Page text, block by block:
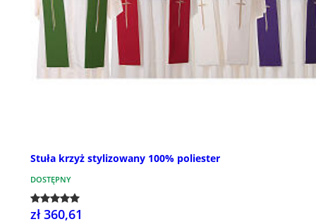
Stuła krzyż stylizowany 100% poliester
DOSTĘPNY
zł 360,61